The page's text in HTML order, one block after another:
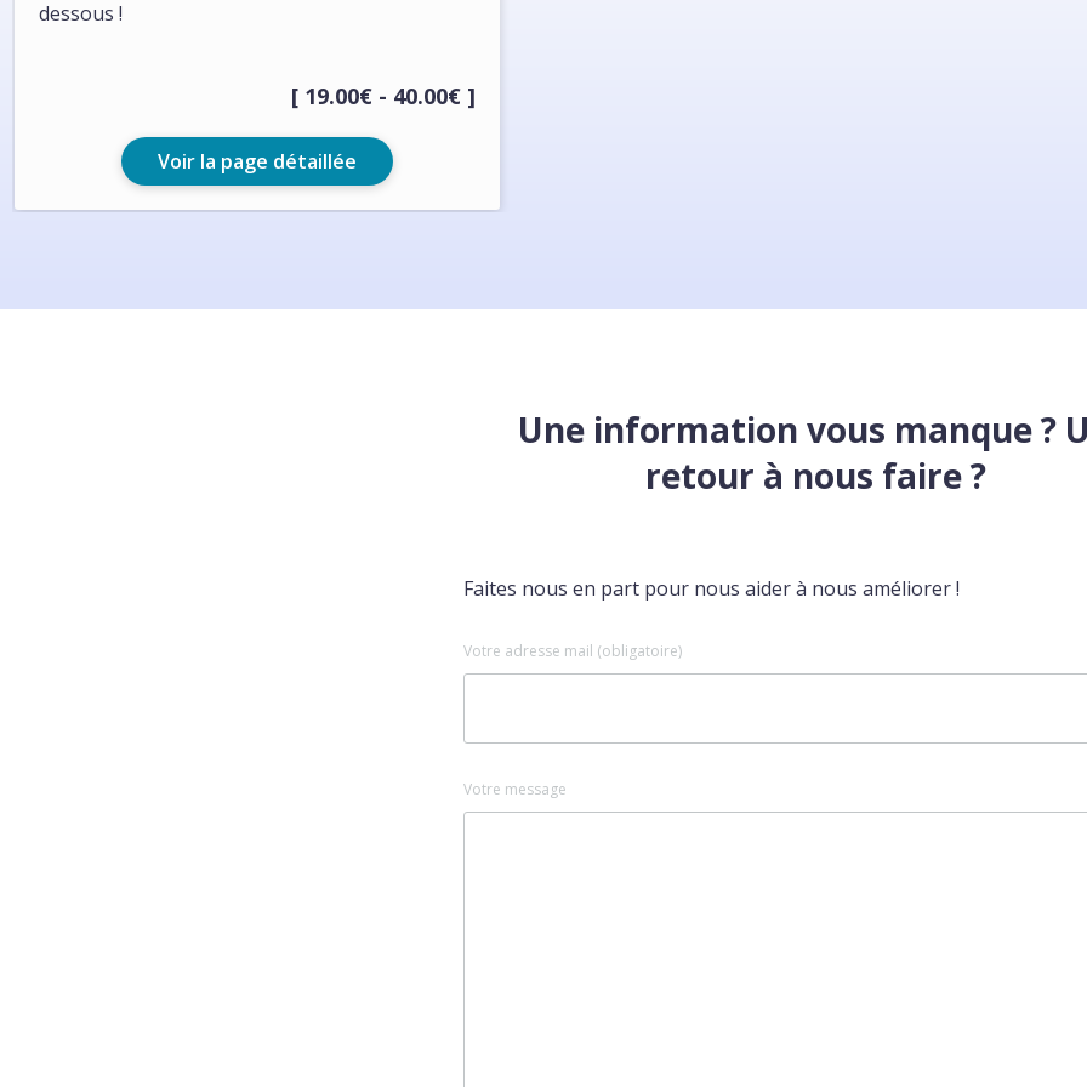
dessous !
[ 19.00€ - 40.00€ ]
Voir la page détaillée
Une information vous manque ?
retour à nous faire ?
Faites nous en part pour nous aider à nous améliorer !
Votre adresse mail (obligatoire)
Votre message